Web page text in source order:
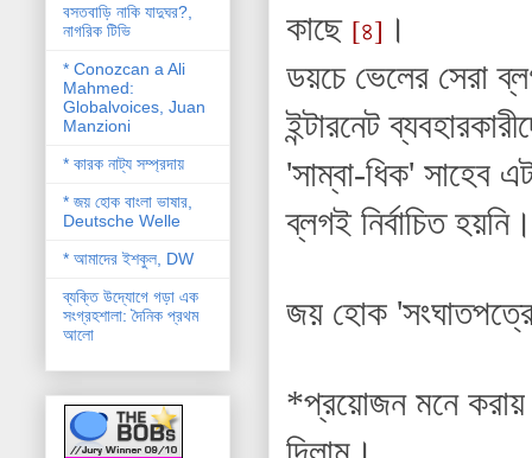
কাছে [৪] ।
ডয়চে ভেলের সেরা
ইন্টারনেট
'সাম্বা-ধিক' সাহেব
ব্লগই নির্বাচিত
জয় হোক
*প্রয়োজন মনে করায়
বসতবাড়ি নাকি যাদুঘর?,
নাগরিক টিভি
* Conozcan a Ali
Mahmed:
Globalvoices, Juan
Manzioni
* কারক নাট্য সম্প্রদায়
* জয় হোক বাংলা ভাষার,
Deutsche Welle
* আমাদের ইশকুল, DW
ব্যক্তি উদ্যোগে গড়া এক
সংগ্রহশালা: দৈনিক প্রথম
আলো